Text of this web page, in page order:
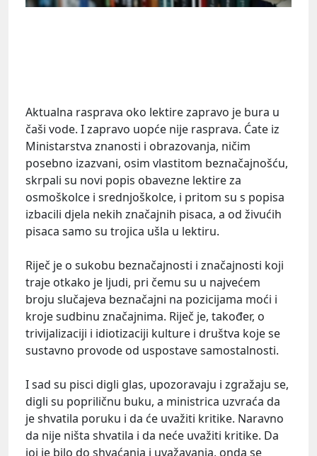
Aktualna rasprava oko lektire zapravo je bura u
čaši vode. I zapravo uopće nije rasprava. Ćate iz
Ministarstva znanosti i obrazovanja, ničim
posebno izazvani, osim vlastitom beznačajnošću,
skrpali su novi popis obavezne lektire za
osmoškolce i srednjoškolce, i pritom su s popisa
izbacili djela nekih značajnih pisaca, a od živućih
pisaca samo su trojica ušla u lektiru.
Riječ je o sukobu beznačajnosti i značajnosti koji
traje otkako je ljudi, pri čemu su u najvećem
broju slučajeva beznačajni na pozicijama moći i
kroje sudbinu značajnima. Riječ je, također, o
trivijalizaciji i idiotizaciji kulture i društva koje se
sustavno provode od uspostave samostalnosti.
I sad su pisci digli glas, upozoravaju i zgražaju se,
digli su popriličnu buku, a ministrica uzvraća da
je shvatila poruku i da će uvažiti kritike. Naravno
da nije ništa shvatila i da neće uvažiti kritike. Da
joj je bilo do shvaćanja i uvažavanja, onda se